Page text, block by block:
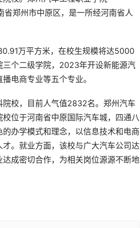
郑州市中原区，是一所经河南省人
万平方米，在校生规模将达5000
个二级学院，2023年开设新能源汽
电商专业等五个专业。
校，目前人气值2832名。郑州汽车
位于河南省中原国际汽车城，四通八
办学模式和理念，以信息技术和电商
。就业方面，该校与广大汽车公司达
成密切合作，为相关岗位源源不断地